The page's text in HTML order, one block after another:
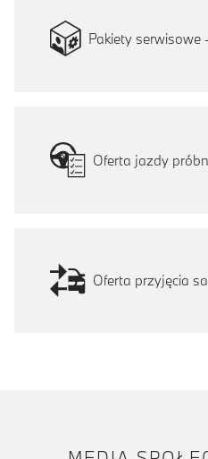
Pakiety serwisowe
Oferta jazdy
Oferta przyjęcia